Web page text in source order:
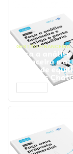
GESTÃO FINANCEIRA
Faça a análise
financeira e
ponto de
Prompts